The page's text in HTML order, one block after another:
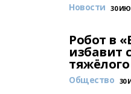
Новости 30
Робот в
избавит
Общество 30